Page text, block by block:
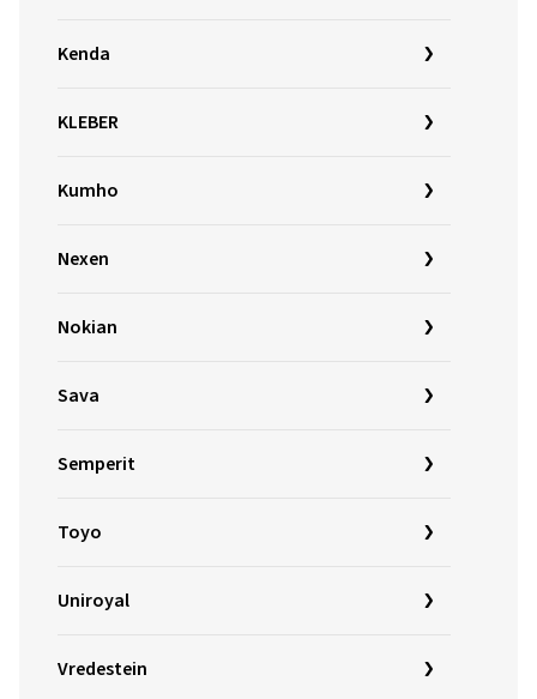
Kenda
KLEBER
Kumho
Nexen
Nokian
Sava
Semperit
Toyo
Uniroyal
Vredestein